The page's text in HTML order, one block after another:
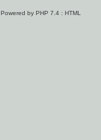
by PHP 7.4 : HTML